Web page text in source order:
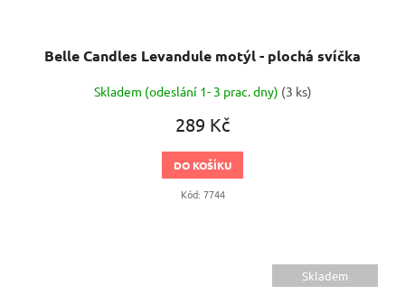
Belle Candles Levandule motýl - plochá svíčka
Skladem (odeslání 1- 3 prac. dny) (3 ks)
289 Kč
DO KOŠÍKU
Kód: 7744
Skladem